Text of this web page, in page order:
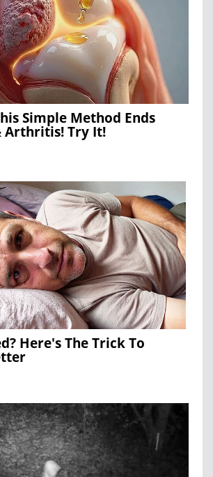
Simple Method Ends
Arthritis! Try It!
Here's The Trick To